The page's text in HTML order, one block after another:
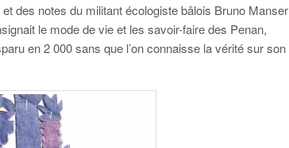
des notes du militant écologiste bâlois Bruno Manser
le mode de vie et les savoir-faire des Penan,
en 2 000 sans que l’on connaisse la vérité sur son